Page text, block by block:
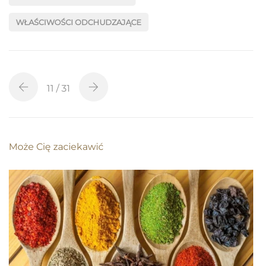
WŁAŚCIWOŚCI ODCHUDZAJĄCE
11 / 31
Może Cię zaciekawić